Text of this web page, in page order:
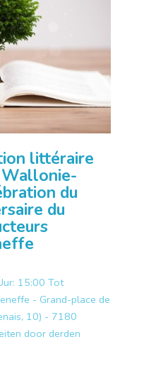
littéraire
du
du
15:00 Tot
- Grand-place de
10) - 7180
door derden